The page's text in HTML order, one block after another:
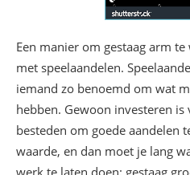
Een manier om gestaag arm
met speelaandelen.
iemand zo benoemd om wat
hebben. Gewoon investeren
besteden om goede aandelen
waarde, en dan moet je lang
werk te laten doen: gestaag